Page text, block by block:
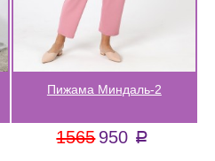
Пижама Миндаль-2
1565 950 a